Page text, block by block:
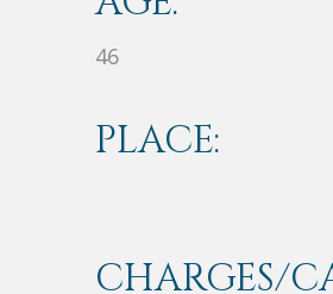
46
PLACE:
CHARGES/